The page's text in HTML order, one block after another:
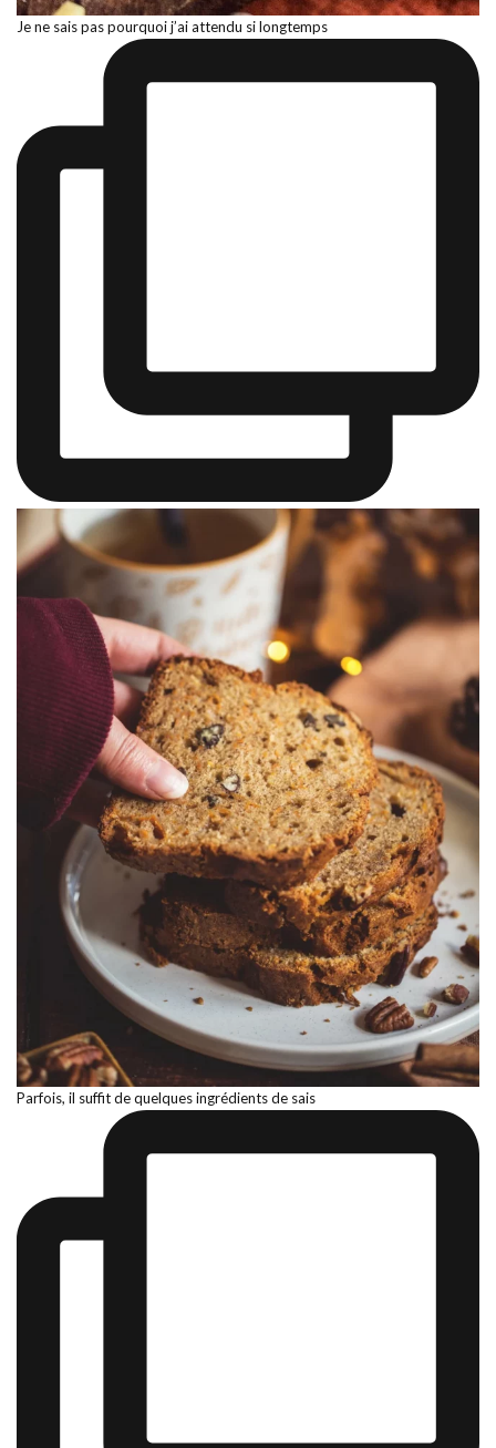
Je ne sais pas pourquoi j’ai attendu si longtemps
Parfois, il suffit de quelques ingrédients de sais